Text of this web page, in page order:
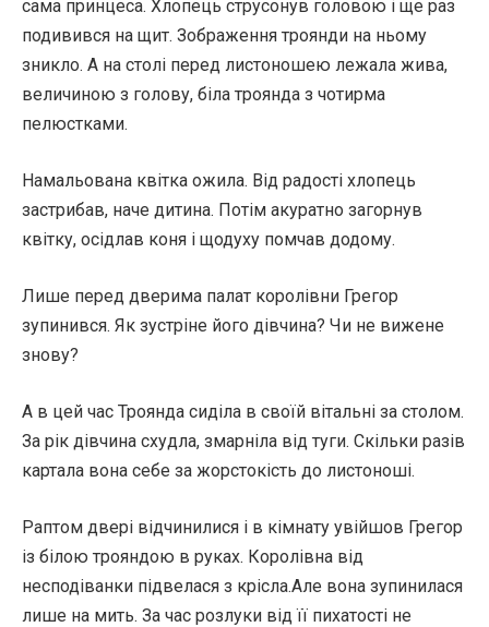
сама принцеса. Хлопець струсонув головою і ще раз
подивився на щит. Зображення троянди на ньому
зникло. А на столі перед листоношею лежала жива,
величиною з голову, біла троянда з чотирма
пелюстками.
Намальована квітка ожила. Від радості хлопець
застрибав, наче дитина. Потім акуратно загорнув
квітку, осідлав коня і щодуху помчав додому.
Лише перед дверима палат королівни Грегор
зупинився. Як зустріне його дівчина? Чи не вижене
знову?
А в цей час Троянда сиділа в своїй вітальні за столом.
За рік дівчина схудла, змарніла від туги. Скільки разів
картала вона себе за жорстокість до листоноші.
Раптом двері відчинилися і в кімнату увійшов Грегор
із білою трояндою в руках. Королівна від
несподіванки підвелася з крісла.Але вона зупинилася
лише на мить. За час розлуки від її пихатості не